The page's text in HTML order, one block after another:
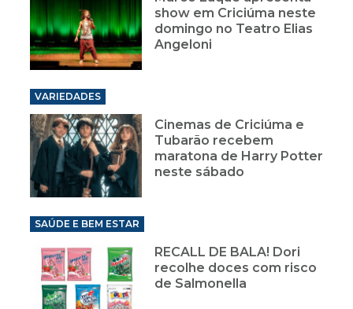
show em Criciúma neste
domingo no Teatro Elias
Angeloni
VARIEDADES
Cinemas de Criciúma e
Tubarão recebem
maratona de Harry Potter
neste sábado
SAÚDE E BEM ESTAR
RECALL DE BALA! Dori
recolhe doces com risco
de Salmonella